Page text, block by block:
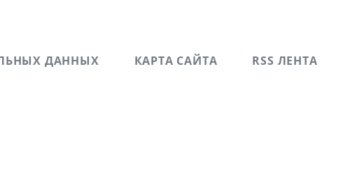
ДАННЫХ КАРТА САЙТА RSS ЛЕНТА